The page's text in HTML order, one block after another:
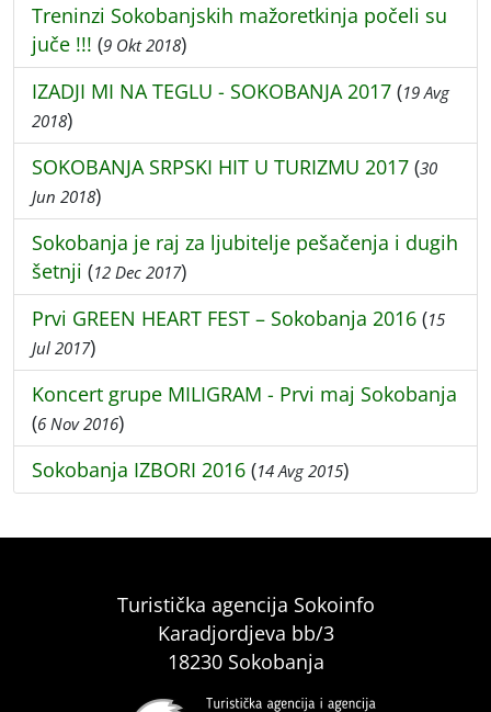
Treninzi Sokobanjskih mažoretkinja počeli su
juče !!! (9 Okt 2018)
IZADJI MI NA TEGLU - SOKOBANJA 2017 (19 Avg
2018)
SOKOBANJA SRPSKI HIT U TURIZMU 2017 (30
Jun 2018)
Sokobanja je raj za ljubitelje pešačenja i dugih
šetnji (12 Dec 2017)
Prvi GREEN HEART FEST – Sokobanja 2016 (15
Jul 2017)
Koncert grupe MILIGRAM - Prvi maj Sokobanja
(6 Nov 2016)
Sokobanja IZBORI 2016 (14 Avg 2015)
Turistička agencija Sokoinfo
Karadjordjeva bb/3
18230 Sokobanja